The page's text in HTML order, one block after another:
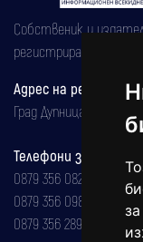
Собственик и
регистрирана на
Адрес на
Град Дупница,
Телефони за
0879 356 082
0879 356 098
0879 356 289